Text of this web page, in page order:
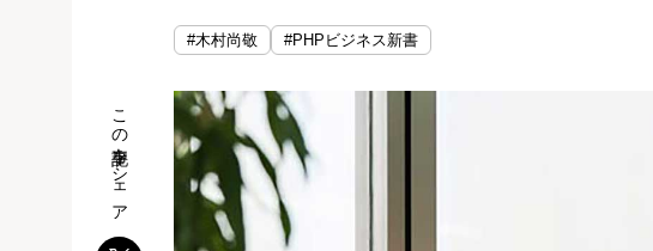
#木村尚敬 #PHPビジネス新書
この記事をシェア